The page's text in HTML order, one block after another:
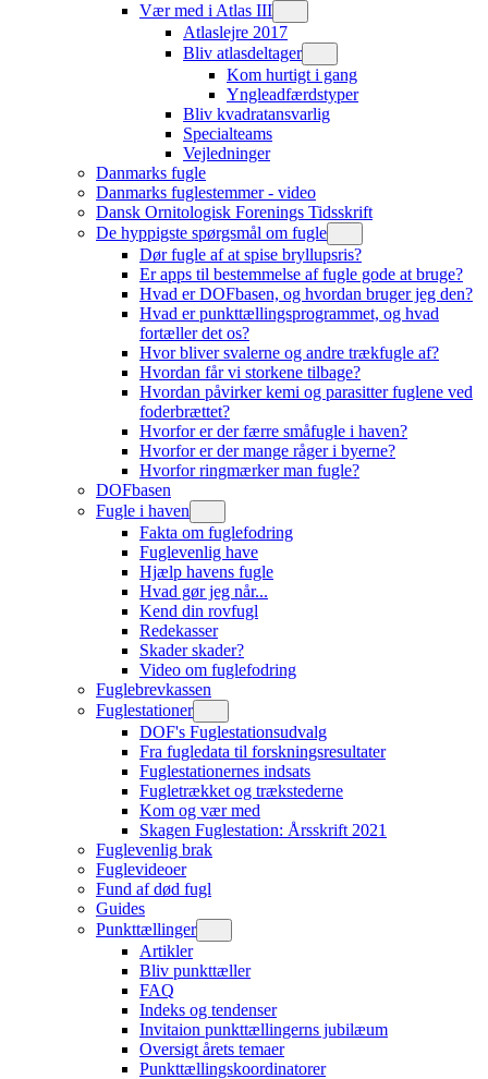
Vær med i Atlas III
Atlaslejre 2017
Bliv atlasdeltager
Kom hurtigt i gang
Yngleadfærdstyper
Bliv kvadratansvarlig
Specialteams
Vejledninger
Danmarks fugle
Danmarks fuglestemmer - video
Dansk Ornitologisk Forenings Tidsskrift
De hyppigste spørgsmål om fugle
Dør fugle af at spise bryllupsris?
Er apps til bestemmelse af fugle gode at bruge?
Hvad er DOFbasen, og hvordan bruger jeg den?
Hvad er punkttællingsprogrammet, og hvad
fortæller det os?
Hvor bliver svalerne og andre trækfugle af?
Hvordan får vi storkene tilbage?
Hvordan påvirker kemi og parasitter fuglene ved
foderbrættet?
Hvorfor er der færre småfugle i haven?
Hvorfor er der mange råger i byerne?
Hvorfor ringmærker man fugle?
DOFbasen
Fugle i haven
Fakta om fuglefodring
Fuglevenlig have
Hjælp havens fugle
Hvad gør jeg når...
Kend din rovfugl
Redekasser
Skader skader?
Video om fuglefodring
Fuglebrevkassen
Fuglestationer
DOF's Fuglestationsudvalg
Fra fugledata til forskningsresultater
Fuglestationernes indsats
Fugletrækket og trækstederne
Kom og vær med
Skagen Fuglestation: Årsskrift 2021
Fuglevenlig brak
Fuglevideoer
Fund af død fugl
Guides
Punkttællinger
Artikler
Bliv punkttæller
FAQ
Indeks og tendenser
Invitaion punkttællingerns jubilæum
Oversigt årets temaer
Punkttællingskoordinatorer